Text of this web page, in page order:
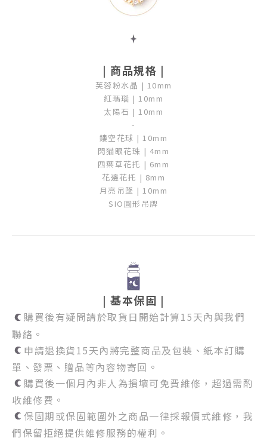
| 商品規格 |
芙蓉粉水晶 | 10mm
紅瑪瑙 | 10mm
太陽石 | 10mm
-
鏤空花球 |10mm
閃猫眼花珠 | 4mm
四葉草花托 | 6mm
花邊花托 | 8mm
月亮吊墜 |10mm
SIO圓形吊牌
| 基本保固 |
購買後有疑問請於取貨日開始計算15天內與我們
聯絡。
申請退換貨15天內將完整商品及包裝、紙本訂購
單、發票、贈品等內容物寄回。
購買後一個月內非人為損壞可免費維修，超過需酌
收維修費。
保固期或保固範圍外之商品一律採報價式維修，我
們保留拒絕提供維修服務的權利。